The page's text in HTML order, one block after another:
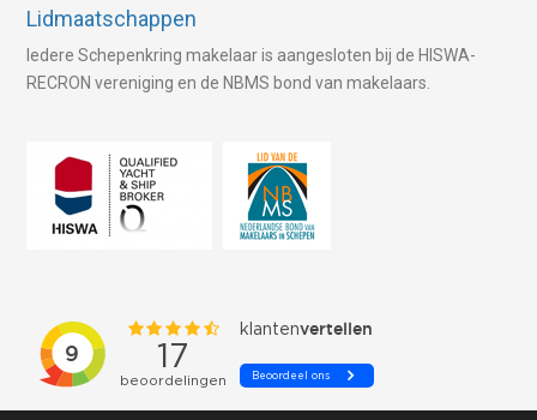
Lidmaatschappen
Iedere Schepenkring makelaar is aangesloten bij de HISWA-
RECRON vereniging en de NBMS bond van makelaars.